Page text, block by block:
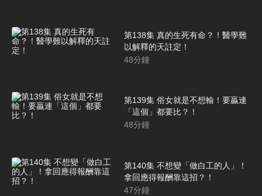
第138集 真的生死有命？！醫學難
以解釋的天註定！
48分鐘
第139集 俗女就是不想輸！要贏連
「這個」都要比？！
48分鐘
第140集 不想變「做白工的人」！
拿回應得報酬靠這招？！
47分鐘